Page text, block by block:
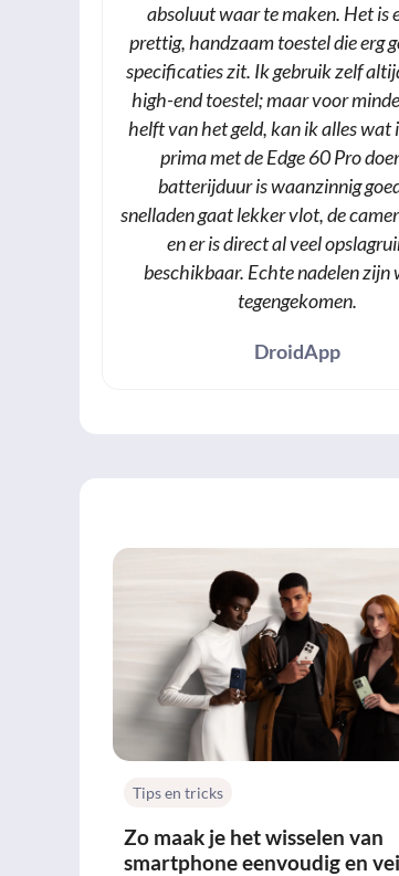
absoluut waar te maken. Het is
prettig, handzaam toestel die erg
specificaties zit. Ik gebruik zelf
high-end toestel; maar voor
helft van het geld, kan ik alles wat
prima met de Edge 60 Pro
batterijduur is waanzinnig
snelladen gaat lekker vlot, de
en er is direct al veel
beschikbaar. Echte nadelen zijn
tegengekomen.
DroidApp
Tips en tricks
Zo maak je het wisselen van
smartphone eenvoudig en